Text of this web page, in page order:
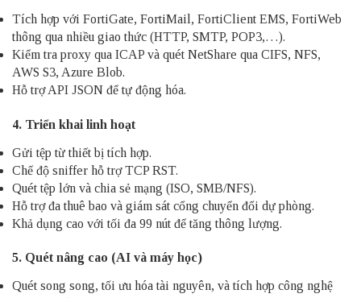
Tích hợp với FortiGate, FortiMail, FortiClient EMS, FortiWeb
thông qua nhiều giao thức (HTTP, SMTP, POP3,…).
Kiểm tra proxy qua ICAP và quét NetShare qua CIFS, NFS,
AWS S3, Azure Blob.
Hỗ trợ API JSON để tự động hóa.
4. Triển khai linh hoạt
Gửi tệp từ thiết bị tích hợp.
Chế độ sniffer hỗ trợ TCP RST.
Quét tệp lớn và chia sẻ mạng (ISO, SMB/NFS).
Hỗ trợ đa thuê bao và giám sát cổng chuyển đổi dự phòng.
Khả dụng cao với tối đa 99 nút để tăng thông lượng.
5. Quét nâng cao (AI và máy học)
Quét song song, tối ưu hóa tài nguyên, và tích hợp công nghệ